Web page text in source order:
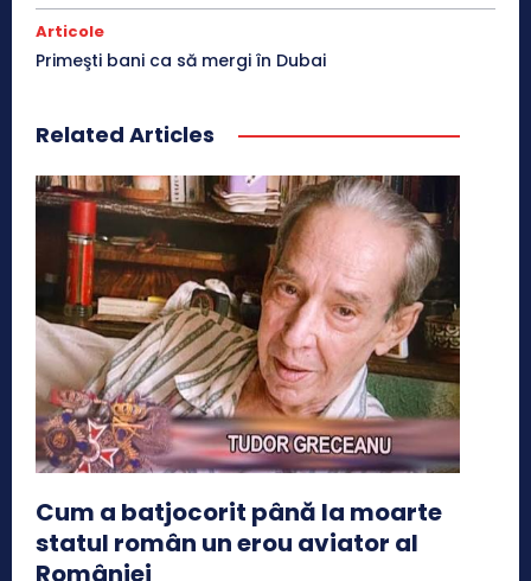
Articole
Primeşti bani ca să mergi în Dubai
Related Articles
Cum a batjocorit până la moarte
statul român un erou aviator al
României